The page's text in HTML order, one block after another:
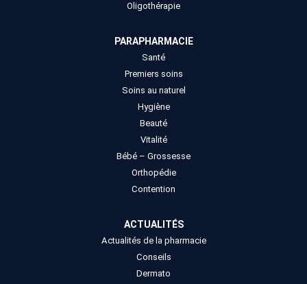
Oligothérapie
PARAPHARMACIE
Santé
Premiers soins
Soins au naturel
Hygiène
Beauté
Vitalité
Bébé – Grossesse
Orthopédie
Contention
ACTUALITÉS
Actualités de la pharmacie
Conseils
Dermato